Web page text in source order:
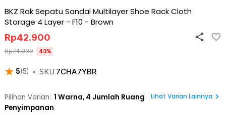
BKZ Rak Sepatu Sandal Multilayer Shoe Rack Cloth
Storage 4 Layer - F10 - Brown
5(5) • SKU 7CHA7YBR
Rp42.900
Rp74.900 43%
Pilihan Varian: 1 Warna, 4 Jumlah Ruang
Penyimpanan
Lihat Varian Lainnya